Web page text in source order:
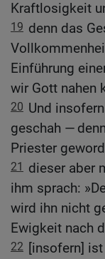
Kraftlosigkeit
19 denn das
Einführung
wir Gott nahen
20 Und
geschah —
Priester
21
dieser aber
ihm sprach:
wird ihn nicht
Ewigkeit nach
22 [insofern]